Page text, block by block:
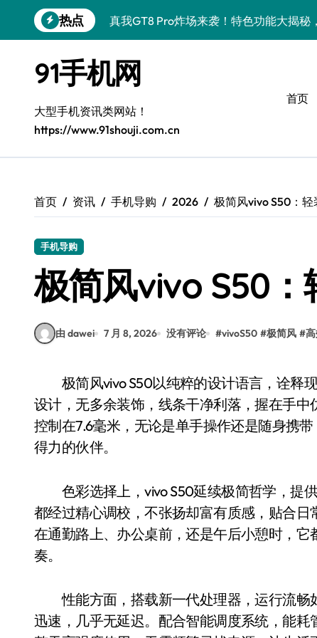
到
热点
真我GT8 Pro炸场来袭！特色功能大揭秘
vivo S50 Pro mini来袭！小屏旗舰，亮点
REDMI K90深度揭秘！亮点配置全盘点
三星W26震撼来袭！速览资讯，畅享前沿
华为nova 15 Ultra新功能解锁，限时优惠
三星Galaxy Z Fold7：创新科技加持，折
91手机网
大型手机资讯类网站！
https://www.91shouji.com.cn
首页
首页 资讯 手机导购 2026 极简风vivo S50：
手机导购
极简风vivo S50
由 dawei 7 月 8, 2026 没有评论 #vivoS50 #极简风 #
极简风vivo S50以纯粹的设计语言，诠释现代生活对简约美学的追求。机身采用流畅的弧面
设计，无多余装饰，线条干净利落，握在手
控制在7.6毫米，无论是单手操作还是随身携
得力的伙伴。
色彩选择上，vivo S50延续极简哲学，提
都经过精心调校，不张扬却富有质感，贴合
在通勤路上、办公桌前，还是午后小憩时，
奏。
性能方面，搭载新一代处理器，运行流畅
迅速，几乎无延迟。配合智能调度系统，能